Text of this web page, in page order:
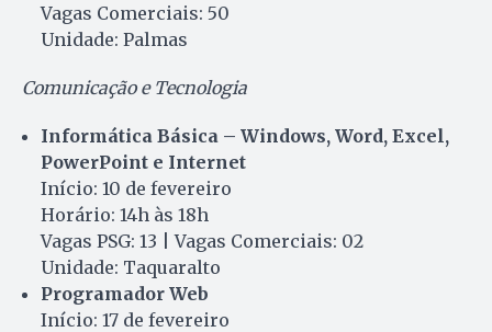
Vagas Comerciais: 50
Unidade: Palmas
Comunicação e Tecnologia
Informática Básica – Windows, Word, Excel,
PowerPoint e Internet
Início: 10 de fevereiro
Horário: 14h às 18h
Vagas PSG: 13 | Vagas Comerciais: 02
Unidade: Taquaralto
Programador Web
Início: 17 de fevereiro